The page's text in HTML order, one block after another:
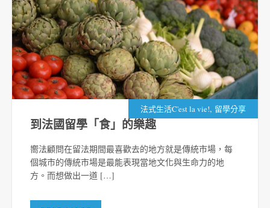
法式生活C'est la vie!, 留學分享
到法國留學「食」的樂趣
嚮法顧問在留法期間最喜歡去的地方就是傳統市場，每
個城市的傳統市場是最能表現當地文化與生命力的地
方。而想做出一道 […]